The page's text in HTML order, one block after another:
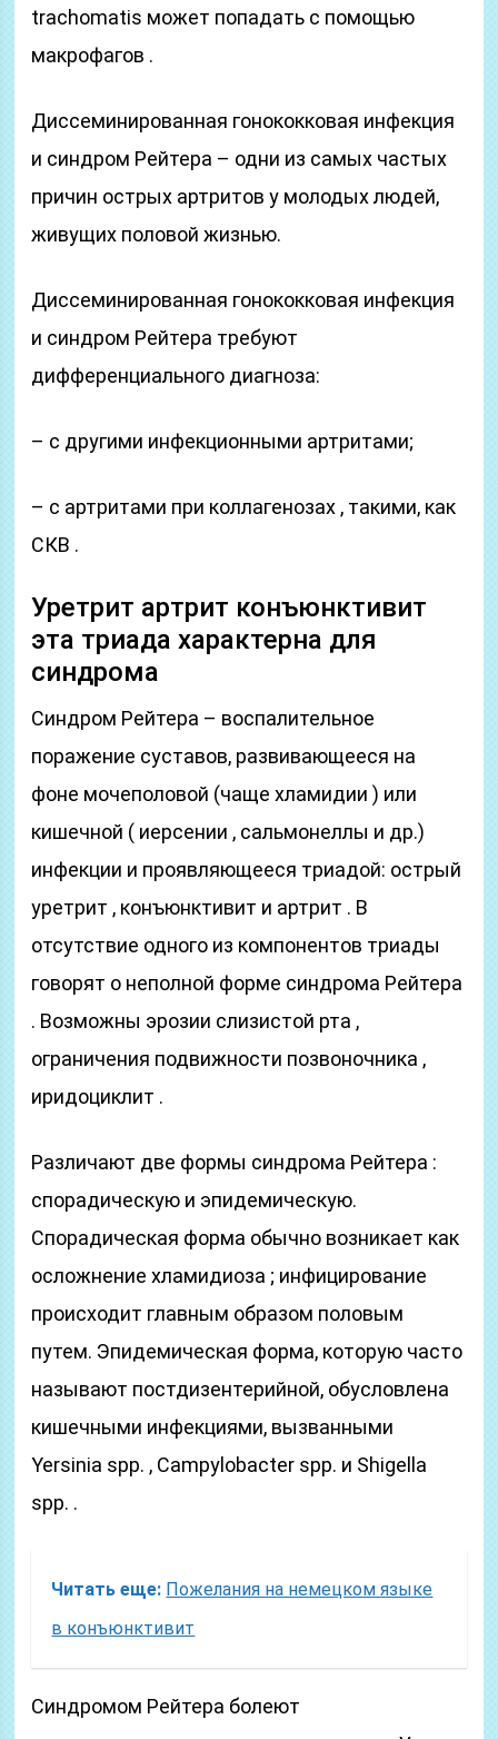
trachomatis может попадать с помощью
макрофагов .
Диссеминированная гонококковая инфекция
и синдром Рейтера – одни из самых частых
причин острых артритов у молодых людей,
живущих половой жизнью.
Диссеминированная гонококковая инфекция
и синдром Рейтера требуют
дифференциального диагноза:
– с другими инфекционными артритами;
– с артритами при коллагенозах , такими, как
СКВ .
Уретрит артрит конъюнктивит
эта триада характерна для
синдрома
Синдром Рейтера – воспалительное
поражение суставов, развивающееся на
фоне мочеполовой (чаще хламидии ) или
кишечной ( иерсении , сальмонеллы и др.)
инфекции и проявляющееся триадой: острый
уретрит , конъюнктивит и артрит . В
отсутствие одного из компонентов триады
говорят о неполной форме синдрома Рейтера
. Возможны эрозии слизистой рта ,
ограничения подвижности позвоночника ,
иридоциклит .
Различают две формы синдрома Рейтера :
спорадическую и эпидемическую.
Спорадическая форма обычно возникает как
осложнение хламидиоза ; инфицирование
происходит главным образом половым
путем. Эпидемическая форма, которую часто
называют постдизентерийной, обусловлена
кишечными инфекциями, вызванными
Yersinia spp. , Campylobacter spp. и Shigella
spp. .
Читать еще: Пожелания на немецком языке
в конъюнктивит
Синдромом Рейтера болеют